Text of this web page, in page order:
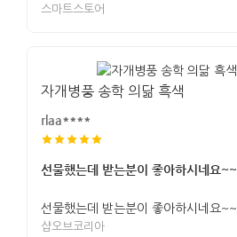
스마트스토어
자개병풍 송학 의닮 흑색
rlaa****
선물했는데 받는분이 좋아하시네요~~
선물했는데 받는분이 좋아하시네요~~
샵오브코리아